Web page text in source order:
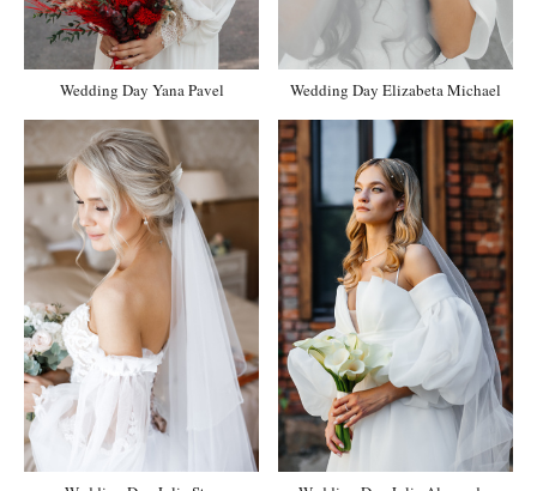
Wedding Day Yana Pavel Wedding Day Elizabeta Michael